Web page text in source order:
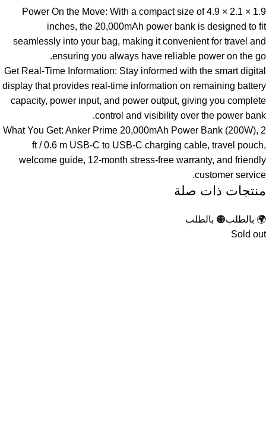
Power On the Move: With a compact size of 4.9 × 2.1 × 1.9
inches, the 20,000mAh power bank is designed to fit
seamlessly into your bag, making it convenient for travel and
ensuring you always have reliable power on the go.
Get Real-Time Information: Stay informed with the smart digital
display that provides real-time information on remaining battery
capacity, power input, and power output, giving you complete
control and visibility over the power bank.
What You Get: Anker Prime 20,000mAh Power Bank (200W), 2
ft / 0.6 m USB-C to USB-C charging cable, travel pouch,
welcome guide, 12-month stress-free warranty, and friendly
customer service.
منتجات ذات صلة
🌍 بالطلب🟠 بالطلب
Sold out